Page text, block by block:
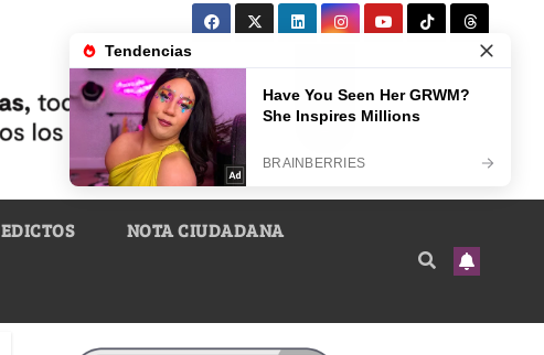
EDICTOS NOTA CIUDADANA